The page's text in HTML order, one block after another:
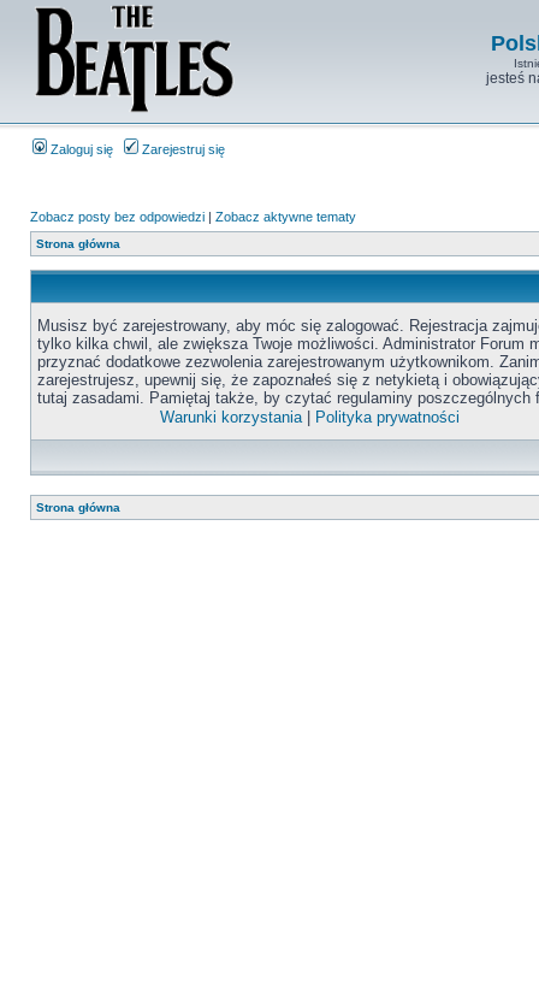
jesteś
Zaloguj się Zarejestruj się
Zobacz posty bez odpowiedzi | Zobacz aktywne tematy
Strona główna
Musisz być zarejestrowany, aby móc się zalogować. Rejestracja
tylko kilka chwil, ale zwiększa Twoje możliwości. Administrator Forum
przyznać dodatkowe zezwolenia zarejestrowanym użytkownikom.
zarejestrujesz, upewnij się, że zapoznałeś się z netykietą i
tutaj zasadami. Pamiętaj także, by czytać regulaminy poszczególnych
Warunki korzystania| Polityka prywatności
Strona główna